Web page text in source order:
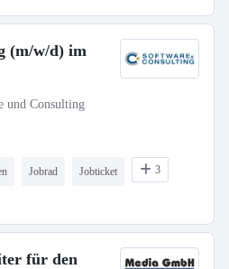
(m/w/d) im
und Consulting
Jobrad Jobticket 3
für den